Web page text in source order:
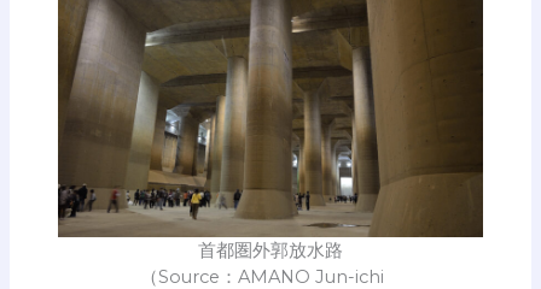
首都圏外郭放水路
（Source：AMANO Jun-ichi